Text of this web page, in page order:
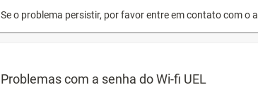
Se o problema persistir, por favor entre em contato com o
Problemas com a senha do Wi-fi UEL